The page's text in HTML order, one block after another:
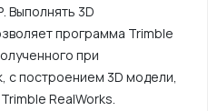
Выполнять 3D
программа Trimble
при
с построением 3D модели,
RealWorks.